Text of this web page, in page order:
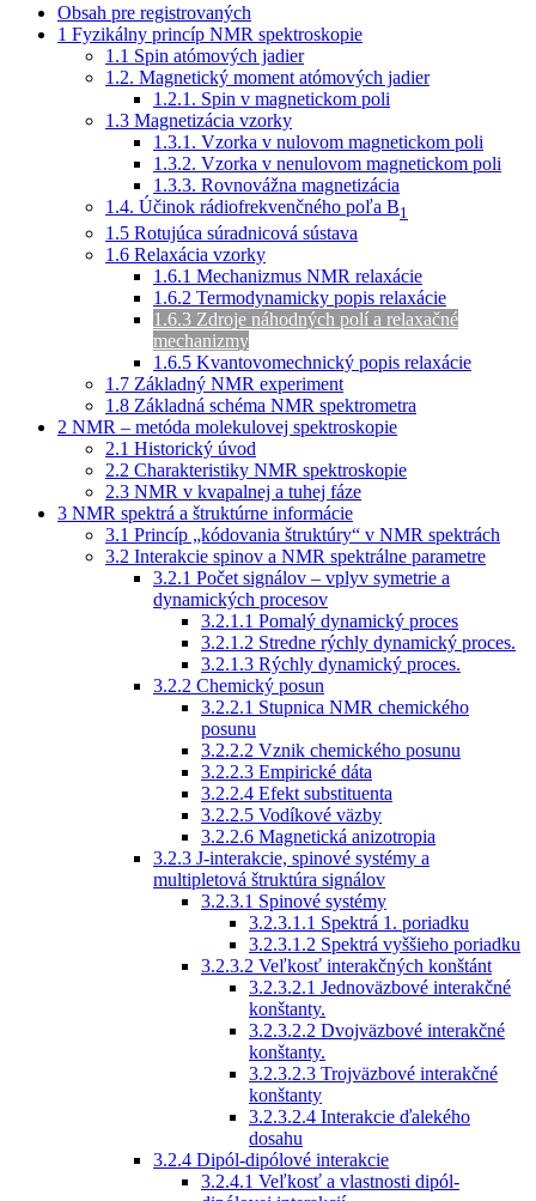
Obsah pre registrovaných
1 Fyzikálny princíp NMR spektroskopie
1.1 Spin atómových jadier
1.2. Magnetický moment atómových jadier
1.2.1. Spin v magnetickom poli
1.3 Magnetizácia vzorky
1.3.1. Vzorka v nulovom magnetickom poli
1.3.2. Vzorka v nenulovom magnetickom poli
1.3.3. Rovnovážna magnetizácia
1.4. Účinok rádiofrekvenčného poľa B1
1.5 Rotujúca súradnicová sústava
1.6 Relaxácia vzorky
1.6.1 Mechanizmus NMR relaxácie
1.6.2 Termodynamicky popis relaxácie
1.6.3 Zdroje náhodných polí a relaxačné
mechanizmy
1.6.5 Kvantovomechnický popis relaxácie
1.7 Základný NMR experiment
1.8 Základná schéma NMR spektrometra
2 NMR – metóda molekulovej spektroskopie
2.1 Historický úvod
2.2 Charakteristiky NMR spektroskopie
2.3 NMR v kvapalnej a tuhej fáze
3 NMR spektrá a štruktúrne informácie
3.1 Princíp „kódovania štruktúry“ v NMR spektrách
3.2 Interakcie spinov a NMR spektrálne parametre
3.2.1 Počet signálov – vplyv symetrie a
dynamických procesov
3.2.1.1 Pomalý dynamický proces
3.2.1.2 Stredne rýchly dynamický proces.
3.2.1.3 Rýchly dynamický proces.
3.2.2 Chemický posun
3.2.2.1 Stupnica NMR chemického
posunu
3.2.2.2 Vznik chemického posunu
3.2.2.3 Empirické dáta
3.2.2.4 Efekt substituenta
3.2.2.5 Vodíkové väzby
3.2.2.6 Magnetická anizotropia
3.2.3 J-interakcie, spinové systémy a
multipletová štruktúra signálov
3.2.3.1 Spinové systémy
3.2.3.1.1 Spektrá 1. poriadku
3.2.3.1.2 Spektrá vyššieho poriadku
3.2.3.2 Veľkosť interakčných konštánt
3.2.3.2.1 Jednoväzbové interakčné
konštanty.
3.2.3.2.2 Dvojväzbové interakčné
konštanty.
3.2.3.2.3 Trojväzbové interakčné
konštanty
3.2.3.2.4 Interakcie ďalekého
dosahu
3.2.4 Dipól-dipólové interakcie
3.2.4.1 Veľkosť a vlastnosti dipól-